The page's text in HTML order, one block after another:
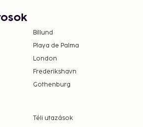
Billund
Playa de Palma
London
Frederikshavn
Gothenburg
Téli utazások